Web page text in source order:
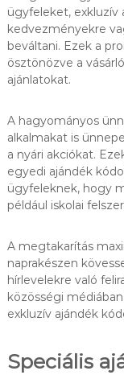
ügyfeleket, exkluzív
kedvezményekre
beváltani. Ezek a
ösztönözve a
ajánlatokat.
A hagyományos
alkalmakat is
a nyári akciókat.
egyedi ajándék
ügyfeleknek, hogy
például iskolai
A megtakarítás
naprakészen
hírlevelekre való
közösségi
exkluzív ajándék
Speciális